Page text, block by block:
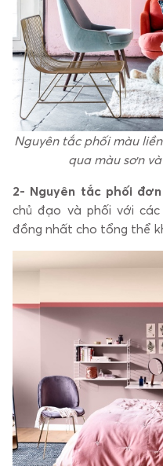
Nguyên tắc phối màu
qua màu sơn
2- Nguyên tắc phối
chủ đạo và phối với
đồng nhất cho tổng thể